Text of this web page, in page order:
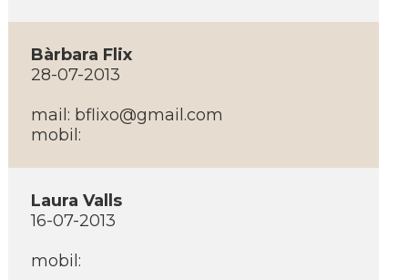
Bàrbara Flix
28-07-2013
mail: bflixo@gmail.com
mobil:
Laura Valls
16-07-2013
mobil: